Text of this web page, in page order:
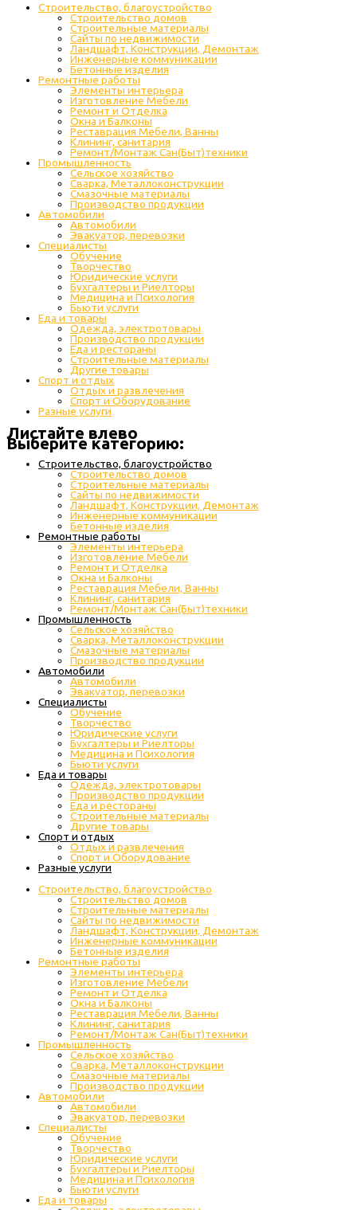
Строительство, благоустройство
Строительство домов
Строительные материалы
Сайты по недвижимости
Ландшафт, Конструкции, Демонтаж
Инженерные коммуникации
Бетонные изделия
Ремонтные работы
Элементы интерьера
Изготовление Мебели
Ремонт и Отделка
Окна и Балконы
Реставрация Мебели, Ванны
Клининг, санитария
Ремонт/Монтаж Сан(Быт)техники
Промышленность
Cельское хозяйство
Сварка, Металлоконструкции
Cмазочные материалы
Производство продукции
Автомобили
Автомобили
Эвакуатор, перевозки
Специалисты
Обучение
Творчество
Юридические услуги
Бухгалтеры и Риелторы
Медицина и Психология
Бьюти услуги
Еда и товары
Одежда, электротовары
Производство продукции
Еда и рестораны
Строительные материалы
Другие товары
Спорт и отдых
Отдых и развлечения
Спорт и Оборудование
Разные услуги
Листайте влево
Выберите категорию:
Строительство, благоустройство
Строительство домов
Строительные материалы
Сайты по недвижимости
Ландшафт, Конструкции, Демонтаж
Инженерные коммуникации
Бетонные изделия
Ремонтные работы
Элементы интерьера
Изготовление Мебели
Ремонт и Отделка
Окна и Балконы
Реставрация Мебели, Ванны
Клининг, санитария
Ремонт/Монтаж Сан(Быт)техники
Промышленность
Cельское хозяйство
Сварка, Металлоконструкции
Cмазочные материалы
Производство продукции
Автомобили
Автомобили
Эвакуатор, перевозки
Специалисты
Обучение
Творчество
Юридические услуги
Бухгалтеры и Риелторы
Медицина и Психология
Бьюти услуги
Еда и товары
Одежда, электротовары
Производство продукции
Еда и рестораны
Строительные материалы
Другие товары
Спорт и отдых
Отдых и развлечения
Спорт и Оборудование
Разные услуги
Строительство, благоустройство
Строительство домов
Строительные материалы
Сайты по недвижимости
Ландшафт, Конструкции, Демонтаж
Инженерные коммуникации
Бетонные изделия
Ремонтные работы
Элементы интерьера
Изготовление Мебели
Ремонт и Отделка
Окна и Балконы
Реставрация Мебели, Ванны
Клининг, санитария
Ремонт/Монтаж Сан(Быт)техники
Промышленность
Cельское хозяйство
Сварка, Металлоконструкции
Cмазочные материалы
Производство продукции
Автомобили
Автомобили
Эвакуатор, перевозки
Специалисты
Обучение
Творчество
Юридические услуги
Бухгалтеры и Риелторы
Медицина и Психология
Бьюти услуги
Еда и товары